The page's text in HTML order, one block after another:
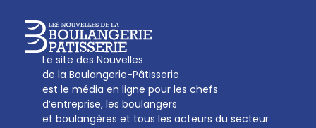
Le site des Nouvelles
de la Boulangerie-Pâtisserie
est le média en ligne pour les chefs
d’entreprise, les boulangers
et boulangères et tous les acteurs du secteur